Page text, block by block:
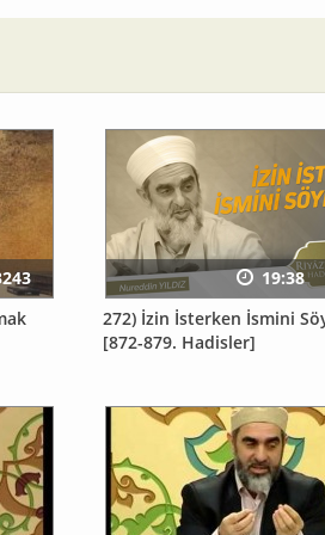
272) İzin İsterken İsmini
[872-879. Hadisler]
19:38